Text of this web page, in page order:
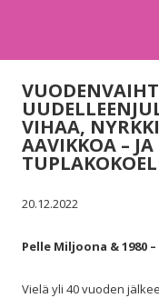
VIHAA,
AAVIKKOA –
20.12.2022
Pelle Miljoona & 1980
Vielä yli 40 vuoden